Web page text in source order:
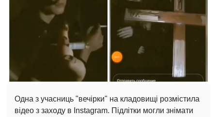
Одна з учасниць "вечірки" на кладовищі розмістила
відео з заходу в Instagram. Підлітки могли знімати